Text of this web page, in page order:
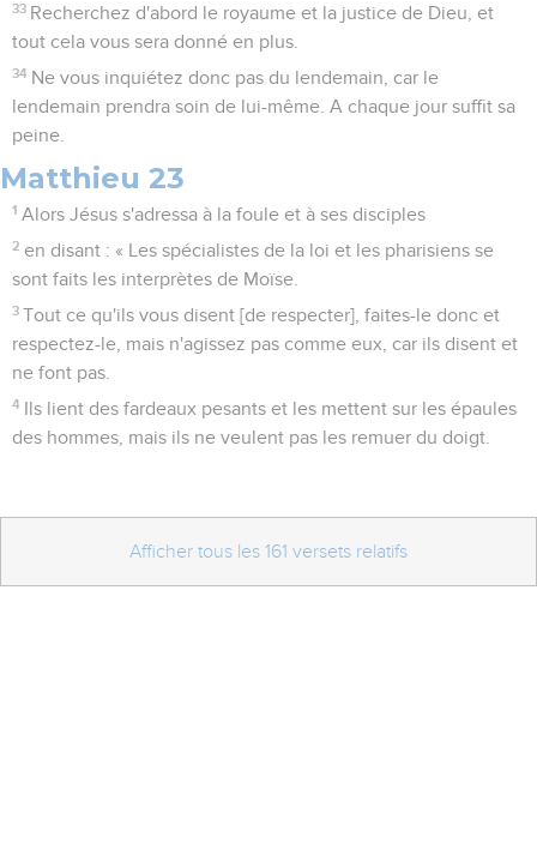
33 Recherchez d'abord le royaume et la justice de Dieu, et
tout cela vous sera donné en plus.
34 Ne vous inquiétez donc pas du lendemain, car le
lendemain prendra soin de lui-même. A chaque jour suffit sa
peine.
Matthieu 23
1 Alors Jésus s'adressa à la foule et à ses disciples
2 en disant : « Les spécialistes de la loi et les pharisiens se
sont faits les interprètes de Moïse.
3 Tout ce qu'ils vous disent [de respecter], faites-le donc et
respectez-le, mais n'agissez pas comme eux, car ils disent et
ne font pas.
4
Ils lient des fardeaux pesants et les mettent sur les épaules
des hommes, mais ils ne veulent pas les remuer du doigt.
Afficher tous les 161 versets relatifs